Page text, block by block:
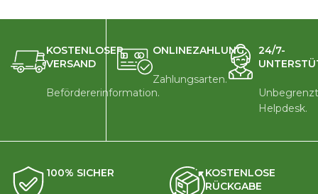
KOSTENLOSER
VERSAND
Befördererinformation.
ONLINEZAHLUNG
Zahlungsarten.
24/7-
Helpdesk.
100% SICHER
KOSTENLOSE
RÜCKGABE